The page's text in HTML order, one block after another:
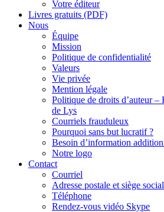
Votre éditeur
Livres gratuits (PDF)
Nous
Équipe
Mission
Politique de confidentialité
Valeurs
Vie privée
Mention légale
Politique de droits d’auteur
de Lys
Courriels frauduleux
Pourquoi sans but lucratif ?
Besoin d’information
Notre logo
Contact
Courriel
Adresse postale et siège social
Téléphone
Rendez-vous vidéo Skype